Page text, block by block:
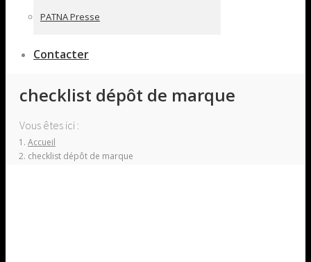
PATNA Presse
Contacter
checklist dépôt de marque
Vous êtes ici :
Accueil
checklist dépôt de marque